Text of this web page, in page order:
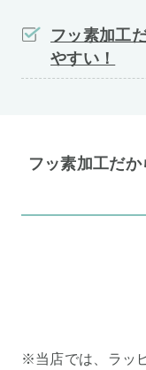
フッ素加工
やすい！
フッ素加工だ
※当店では、ラッ